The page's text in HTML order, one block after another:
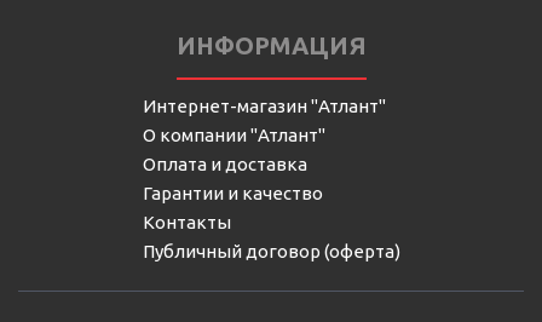
ИНФОРМАЦИЯ
Интернет-магазин "Атлант"
О компании "Атлант"
Оплата и доставка
Гарантии и качество
Контакты
Публичный договор (оферта)